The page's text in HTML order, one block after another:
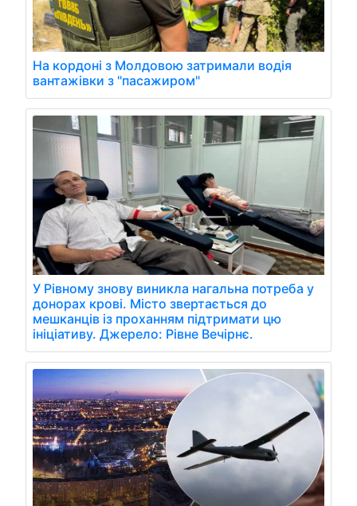
На кордоні з Молдовою затримали водія
вантажівки з "пасажиром"
У Рівному знову виникла нагальна потреба у
донорах крові. Місто звертається до
мешканців із проханням підтримати цю
ініціативу. Джерело: Рівне Вечірнє.